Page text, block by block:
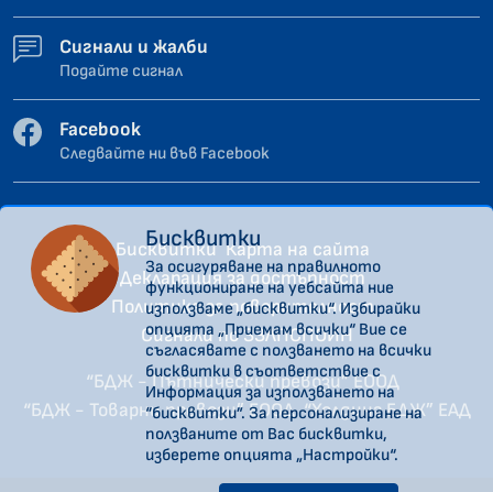
Сигнали и жалби
Подайте сигнал
Facebook
Следвайте ни във Facebook
Бисквитки Карта на сайта
Декларация за достъпност
Политика за поверителност
Сигнали по ЗЗЛПСПОИН
“БДЖ - Пътнически превози” ЕООД
“БДЖ - Товарни превози” ЕООД “Холдинг БДЖ” ЕАД
Бисквитки
За осигуряване на правилното
функциониране на уебсайта ние
използваме „бисквитки“. Избирайки
опцията „Приемам всички“ Вие се
съгласявате с ползването на всички
бисквитки в съответствие с
Информация за използването на
“бисквитки”. За персонализиране на
ползваните от Вас бисквитки,
изберете опцията „Настройки“.